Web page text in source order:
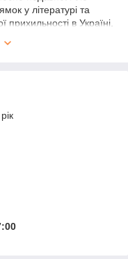
у літературі та
прихильності в Україні.
коміксів, формуються
жодної ілюстрації.
мають своєрідний
людей, які здатні
не просто глядачами
буде прочитана
так можна отримати